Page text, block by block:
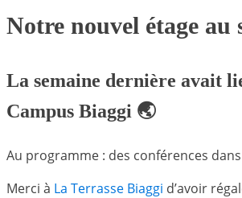
Notre nouvel étage
La semaine dernière avait
Campus Biaggi 🌏
Au programme : des conférences
Merci à La Terrasse Biaggi d’avoir